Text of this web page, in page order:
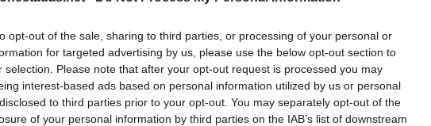
opt-out of the sale, sharing to third parties, or processing of your personal or
for targeted advertising by us, please use the below opt-out section to
selection. Please note that after your opt-out request is processed you may
interest-based ads based on personal information utilized by us or personal
to third parties prior to your opt-out. You may separately opt-out of the
of your personal information by third parties on the IAB’s list of downstream